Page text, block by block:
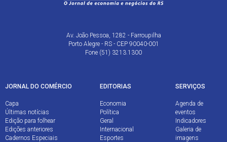
Av. João Pessoa, 1282 - Farroupilha
Porto Alegre - RS - CEP 90040-001
Fone (51) 3213.1300
JORNAL DO COMÉRCIO
Capa
Últimas notícias
Edição para folhear
Edições anteriores
Cadernos Especiais
EDITORIAS
Economia
Política
Geral
Internacional
Esportes
SERVIÇOS
Agenda de
eventos
Indicadores
Galeria de
imagens